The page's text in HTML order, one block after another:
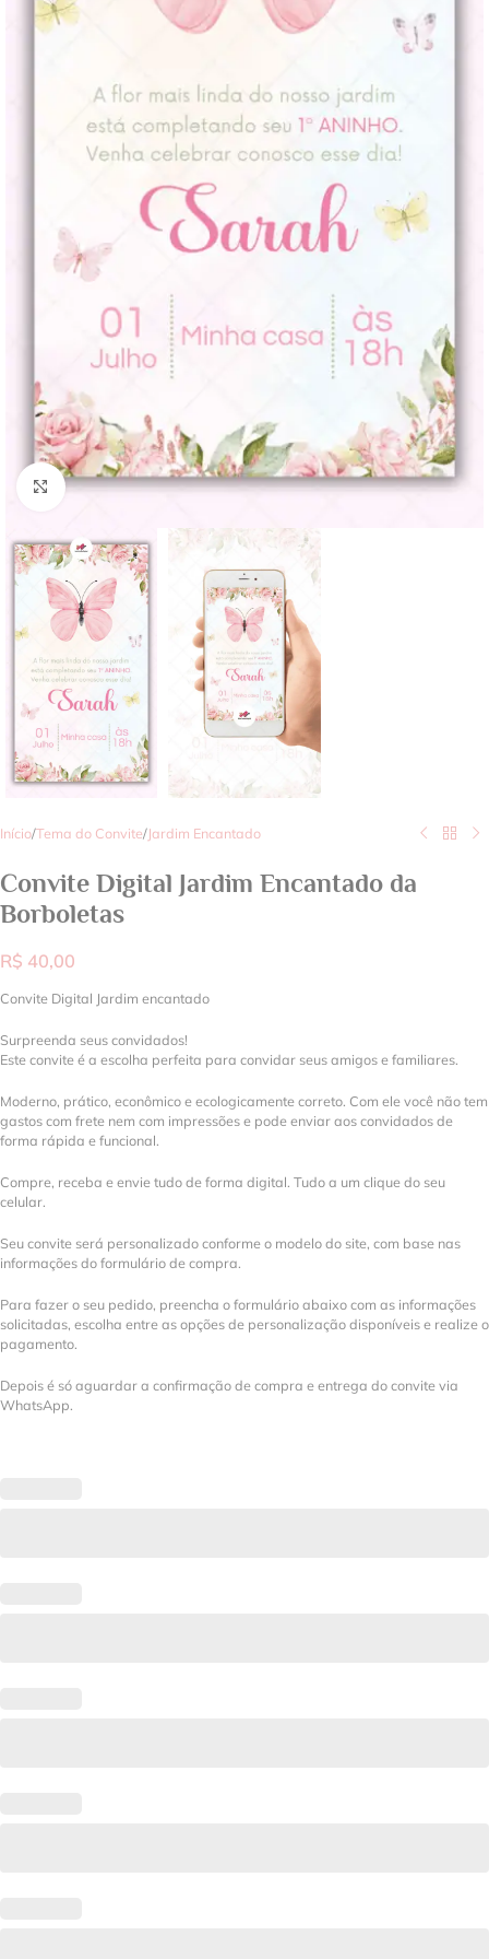
Clique para ampliar
Início/Tema do Convite/Jardim Encantado
Convite Digital Jardim Encantado da
Borboletas
R$ 40,00
Convite Digital Jardim encantado
Surpreenda seus convidados!
Este convite é a escolha perfeita para convidar seus amigos e familiares.
Moderno, prático, econômico e ecologicamente correto. Com ele você não tem
gastos com frete nem com impressões e pode enviar aos convidados de
forma rápida e funcional.
Compre, receba e envie tudo de forma digital. Tudo a um clique do seu
celular.
Seu convite será personalizado conforme o modelo do site, com base nas
informações do formulário de compra.
Para fazer o seu pedido, preencha o formulário abaixo com as informações
solicitadas, escolha entre as opções de personalização disponíveis e realize o
pagamento.
Depois é só aguardar a confirmação de compra e entrega do convite via
WhatsApp.